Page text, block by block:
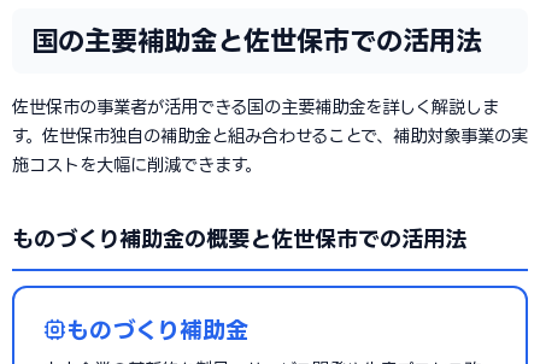
国の主要補助金と佐世保市での活用法
佐世保市の事業者が活用できる国の主要補助金を詳しく解説しま
す。佐世保市独自の補助金と組み合わせることで、補助対象事業の実
施コストを大幅に削減できます。
ものづくり補助金の概要と佐世保市での活用法
ものづくり補助金